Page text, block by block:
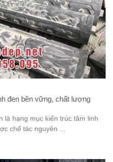
đen bền vững, chất lượng
là hạng mục kiến trúc tâm linh
chế tác nguyên ...